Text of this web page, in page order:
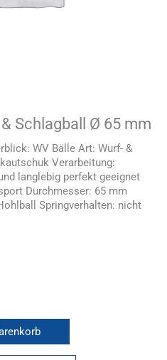
Schlagball Ø 65 mm
WV Bälle Art: Wurf- &
Verarbeitung:
langlebig perfekt geeignet
Durchmesser: 65 mm
Springverhalten: nicht